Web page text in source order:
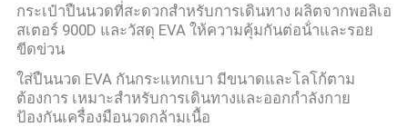
กระเป๋าปืนนวดที่สะดวกสําหรับการเดินทาง ผลิตจากพอลิเอ
สเตอร์ 900D และวัสดุ EVA ให้ความคุ้มกันต่อน้ําและรอย
ขีดข่วน
ใส่ปืนนวด EVA กันกระแทกเบา มีขนาดและโลโก้ตาม
ต้องการ เหมาะสําหรับการเดินทางและออกกําลังกาย
ป้องกันเครื่องมือนวดกล้ามเนื้อ